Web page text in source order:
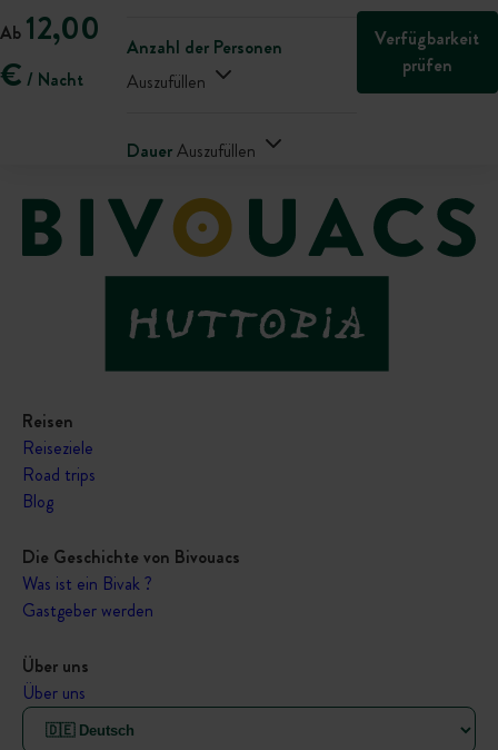
Ab 12,00
€ / Nacht
Anzahl der Personen
Auszufüllen
DauerAuszufüllen
Verfügbarkeit
prüfen
Reisen
Reiseziele
Road trips
Blog
Die Geschichte von Bivouacs
Was ist ein Bivak ?
Gastgeber werden
Über uns
Über uns